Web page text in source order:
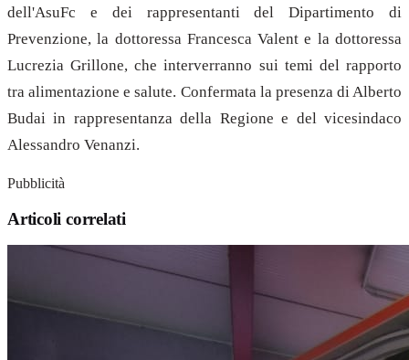
dell'AsuFc e dei rappresentanti del Dipartimento di
Prevenzione, la dottoressa Francesca Valent e la dottoressa
Lucrezia Grillone, che interverranno sui temi del rapporto
tra alimentazione e salute. Confermata la presenza di Alberto
Budai in rappresentanza della Regione e del vicesindaco
Alessandro Venanzi.
Pubblicità
Articoli correlati